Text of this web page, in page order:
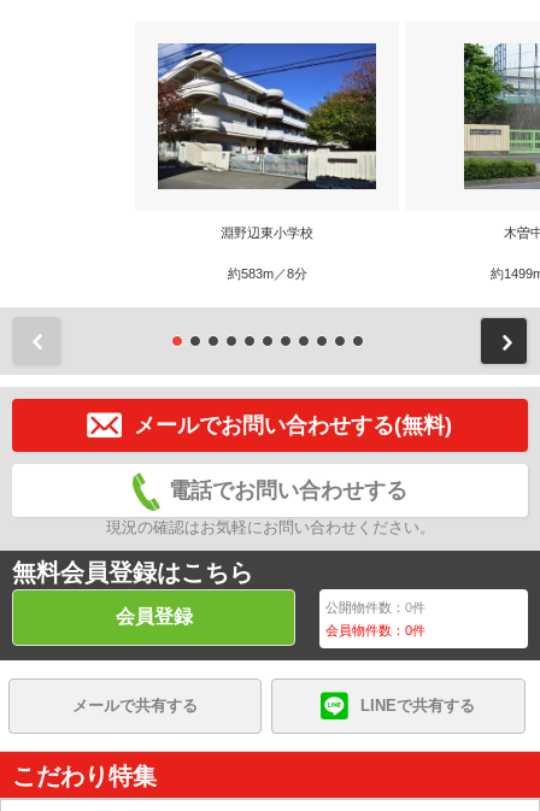
淵野辺東小学校
約583m／8分
木曽
約
メールでお問い合わせする(無料)
電話でお問い合わせする
現況の確認はお気軽にお問い合わせください。
無料会員登録はこちら
会員登録 公開物件数：0件
会員物件数：0件
メールで共有する LINEで共有する
こだわり特集